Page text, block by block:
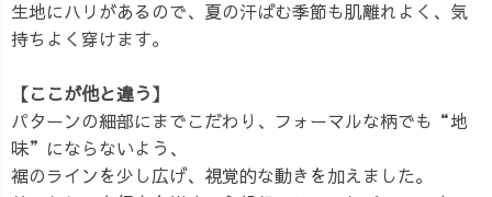
生地にハリがあるので、夏の汗ばむ季節も肌離れよく、気
持ちよく穿けます。
【ここが他と違う】
パターンの細部にまでこだわり、フォーマルな柄でも“地
味”にならないよう、
裾のラインを少し広げ、視覚的な動きを加えました。